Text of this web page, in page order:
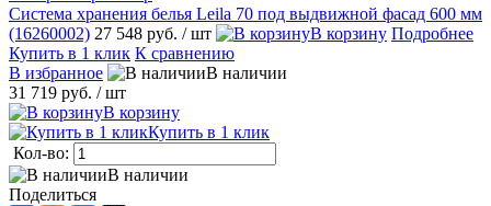
Система хранения белья Leila 70 под выдвижной фасад 600 мм
(16260002) 27 548 руб. / шт В корзину Подробнее
Купить в 1 клик К сравнению
В избранное
В наличии
31 719 руб. / шт
В корзину
Купить в 1 клик
Кол-во:
В наличии
Поделиться